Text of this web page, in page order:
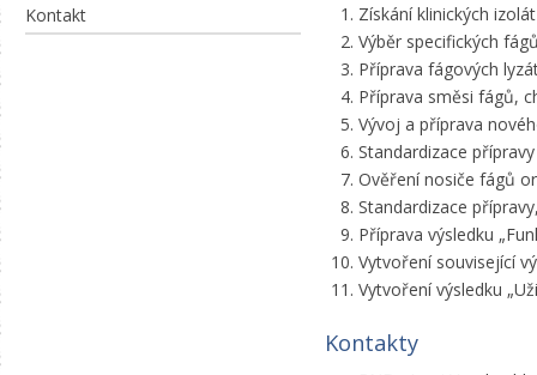
Kontakt
Získání klinických
Výběr specifických
Příprava fágových
Příprava směsi fágů,
Vývoj a příprava
Standardizace
Ověření nosiče fágů
Standardizace
Příprava výsledku
Vytvoření související
Vytvoření výsledku
Kontakty